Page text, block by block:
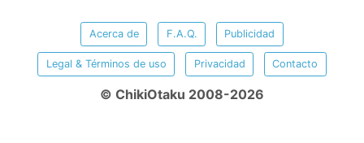
Acerca de F.A.Q. Publicidad
Legal & Términos de uso Privacidad Contacto
© ChikiOtaku 2008-2026